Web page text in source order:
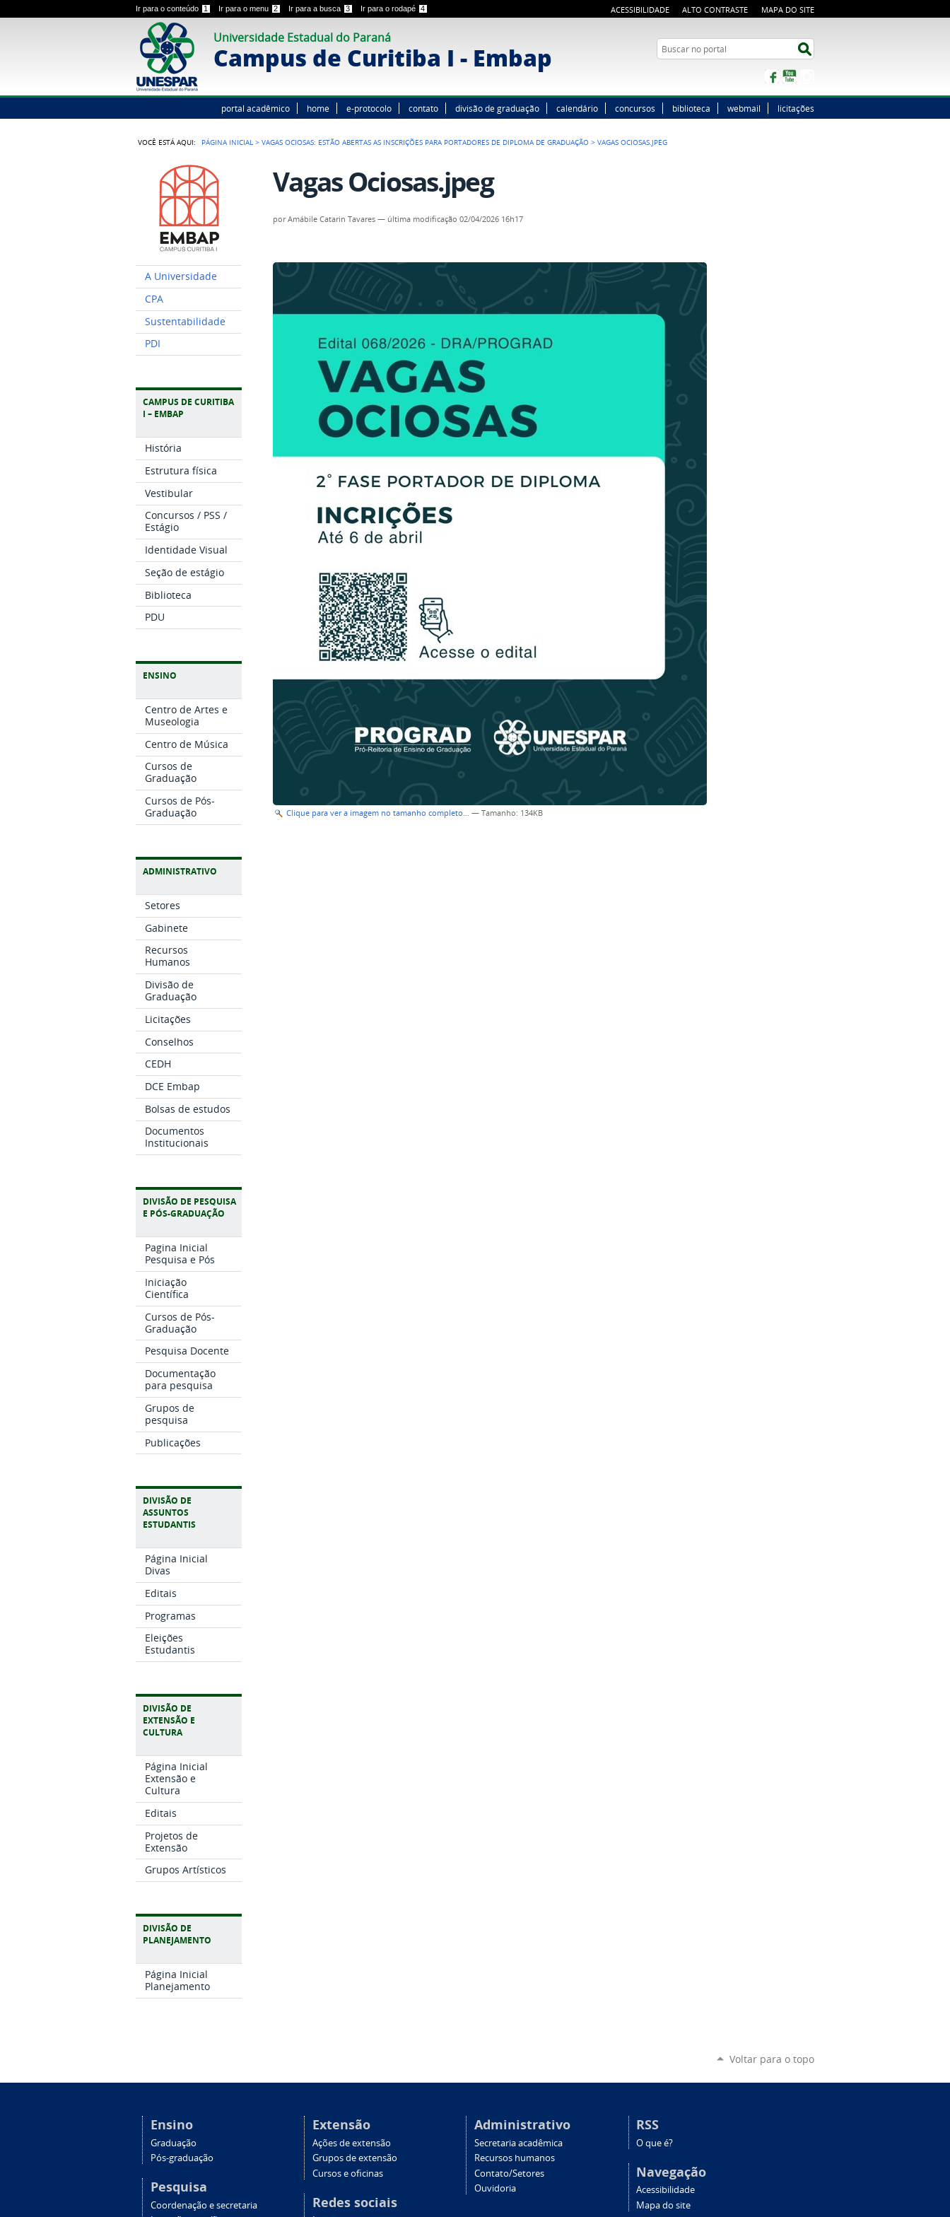
Ir para o conteúdo 1 Ir para o menu 2 Ir para a busca 3 Ir para o rodapé 4 ACESSIBILIDADE ALTO CONTRASTE MAPA DO SITE
Universidade Estadual do Paraná
Campus de Curitiba I - Embap Buscar no portal
Facebook
portal acadêmico home e-protocolo contato divisão de graduação calendário concursos biblioteca webmail licitações
VOCÊ ESTÁ AQUI: PÁGINA INICIAL >VAGAS OCIOSAS: ESTÃO ABERTAS AS INSCRIÇÕES PARA PORTADORES DE DIPLOMA DE GRADUAÇÃO >VAGAS OCIOSAS.JPEG
A Universidade
CPA
Sustentabilidade
PDI
CAMPUS DE CURITIBA
I – EMBAP
História
Estrutura física
Vestibular
Concursos / PSS /
Estágio
Identidade Visual
Seção de estágio
Biblioteca
PDU
ENSINO
Centro de Artes e
Museologia
Centro de Música
Cursos de
Graduação
Cursos de Pós-
Graduação
ADMINISTRATIVO
Setores
Gabinete
Recursos
Humanos
Divisão de
Graduação
Licitações
Conselhos
CEDH
DCE Embap
Bolsas de estudos
Documentos
Institucionais
DIVISÃO DE PESQUISA
E PÓS-GRADUAÇÃO
Pagina Inicial
Pesquisa e Pós
Iniciação
Científica
Cursos de Pós-
Graduação
Pesquisa Docente
Documentação
para pesquisa
Grupos de
pesquisa
Publicações
DIVISÃO DE
ASSUNTOS
ESTUDANTIS
Página Inicial
Divas
Editais
Programas
Eleições
Estudantis
DIVISÃO DE
EXTENSÃO E
CULTURA
Página Inicial
Extensão e
Cultura
Editais
Projetos de
Extensão
Grupos Artísticos
DIVISÃO DE
PLANEJAMENTO
Página Inicial
Planejamento
Vagas Ociosas.jpeg
porAmábile Catarin Tavares — última modificação 02/04/2026 16h17
Clique para ver a imagem no tamanho completo… —Tamanho: 134KB
Voltar para o topo
Ensino
Graduação
Pós-graduação
Pesquisa
Coordenação e secretaria
Extensão
Ações de extensão
Grupos de extensão
Cursos e oficinas
Redes sociais
Administrativo
Secretaria acadêmica
Recursos humanos
Contato/Setores
Ouvidoria
RSS
O que é?
Navegação
Acessibilidade
Mapa do site